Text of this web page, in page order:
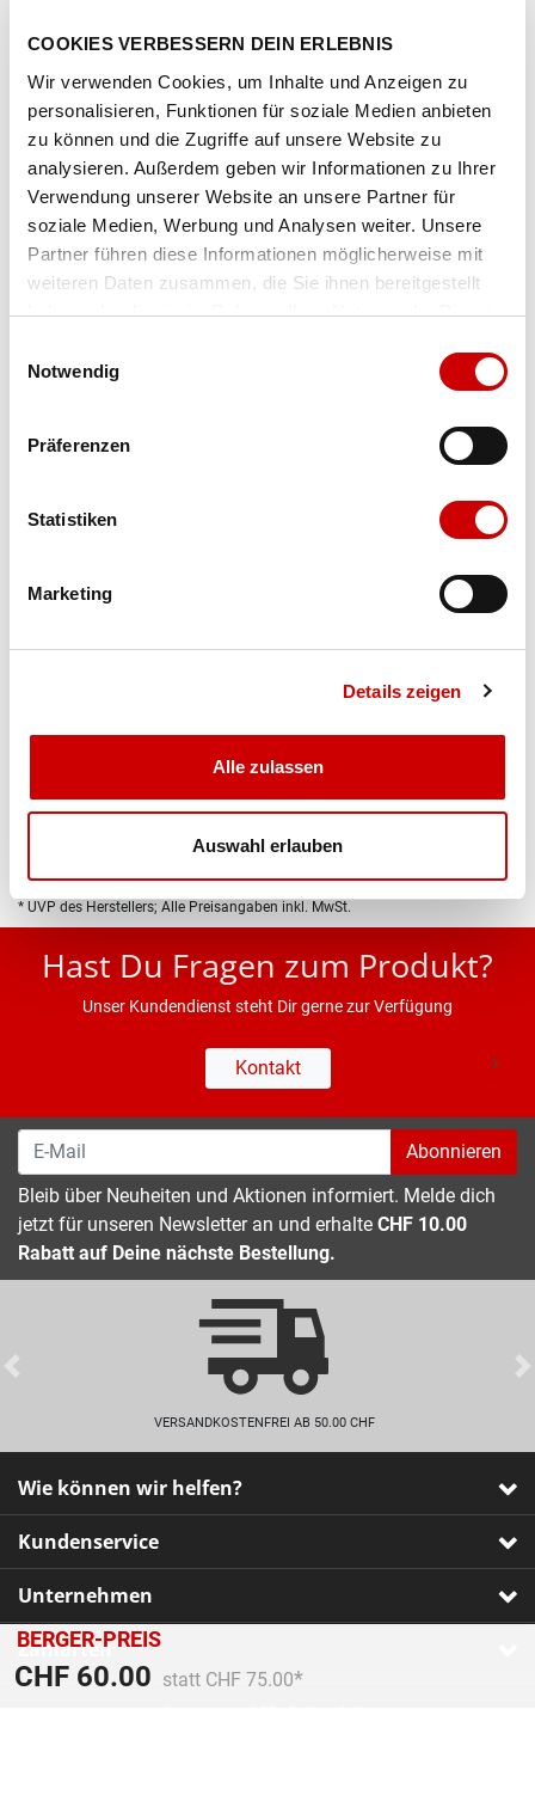
COOKIES VERBESSERN DEIN ERLEBNIS
Wir verwenden Cookies, um Inhalte und Anzeigen zu
personalisieren, Funktionen für soziale Medien anbieten
zu können und die Zugriffe auf unsere Website zu
analysieren. Außerdem geben wir Informationen zu Ihrer
Verwendung unserer Website an unsere Partner für
soziale Medien, Werbung und Analysen weiter. Unsere
Partner führen diese Informationen möglicherweise mit
weiteren Daten zusammen, die Sie ihnen bereitgestellt
haben oder die sie im Rahmen Ihrer Nutzung der Dienste
Notwendig
Präferenzen
Statistiken
Marketing
Details zeigen
Alle zulassen
Auswahl erlauben
Artikel-Nr.208872-1031-5240
Farbe alu
Ausgewählt
Verfügbarkeit:
BERGER-PREIS
CHF 60.00 Preis reduziert von
statt CHF 75.00
An
IN DEN WARENKORB
Bis 17:00 Uhr bestellen: morgen geliefert - ab CHF 50.00
Produktbeschreibung
Eigenschaften
* UVP des Herstellers; Alle Preisangaben inkl. MwSt.
Hast Du Fragen zum Produkt?
Unser Kundendienst steht Dir gerne zur Verfügung
Kontakt
Abonnieren
Bleib über Neuheiten und Aktionen informiert. Melde dich
jetzt für unseren Newsletter an und erhalte CHF 10.00
Rabatt auf Deine nächste Bestellung.
VERSANDKOSTENFREI AB 50.00 CHF
Previous
Wie können wir helfen?
Kundenservice
Unternehmen
Zahlarten